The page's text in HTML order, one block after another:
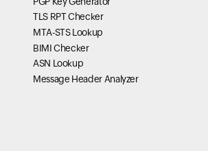
TLS RPT Checker
MTA-STS Lookup
BIMI Checker
ASN Lookup
Message Header Analyzer